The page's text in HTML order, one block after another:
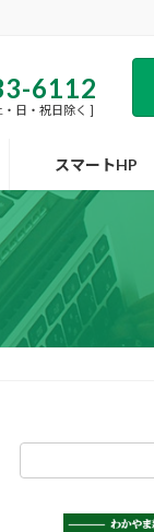
6112
・日・祝日除く ]
スマートHP